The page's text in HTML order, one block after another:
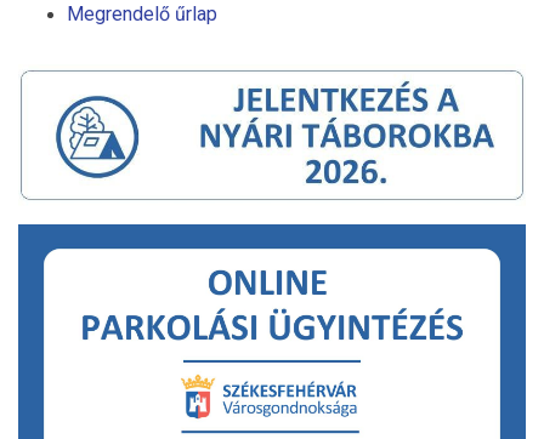
Megrendelő űrlap